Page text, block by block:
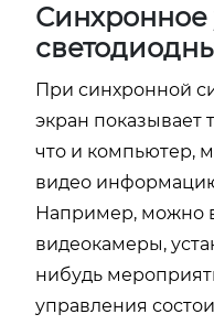
При синхронной
экран показывает
что и компьютер,
видео
Например, можно
видеокамеры,
нибудь
управления